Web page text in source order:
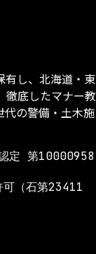
有し、北海道・東
徹底したマナー教
代の警備・土木施
定 第10000958
（石第23411